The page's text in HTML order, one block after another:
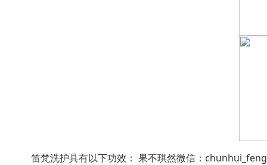
笛梵洗护具有以下功效： 果不琪然微信：chunhui_feng